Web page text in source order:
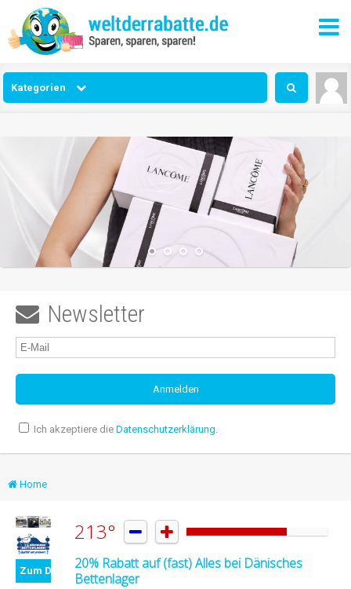
Kategorien
 Newsletter
Ich akzeptiere die Datenschutzerklärung.
Home
Zum Deal
213°  
20% Rabatt auf (fast) Alles bei Dänisches
Bettenlager